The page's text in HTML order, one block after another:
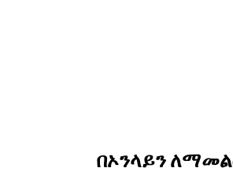
በኦንላይን